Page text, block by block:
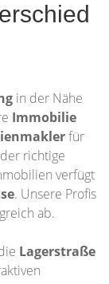
in der Nähe
Immobilie
für
richtige
verfügt
. Unsere Profis
ab.
Lagerstraße